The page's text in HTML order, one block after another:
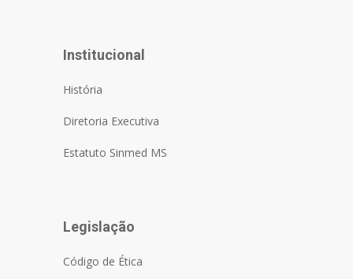
Institucional
História
Diretoria Executiva
Estatuto Sinmed MS
Legislação
Código de Ética